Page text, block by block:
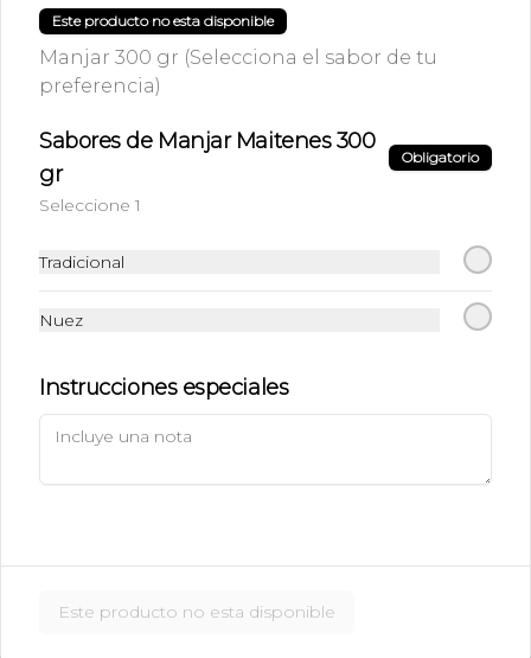
Frappuccino Especial
Café + Leche + Hielo triturado + Sabor
a elección
$6.990
Shot Ristreto + Leche + Syrup + Hielo
$5.490
Este producto no esta disponible
Manjar 300 gr (Selecciona el sabor de tu
preferencia)
Sabores de Manjar Maitenes 300
gr
Obligatorio
Seleccione 1
Tradicional
Nuez
Instrucciones especiales
Este producto no esta disponible